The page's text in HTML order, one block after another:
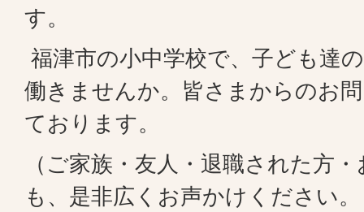
す。
福津市の小中学校で、子ども達
働きませんか。皆さまからのお
ております。
（ご家族・友人・退職された方
も、是非広くお声かけください